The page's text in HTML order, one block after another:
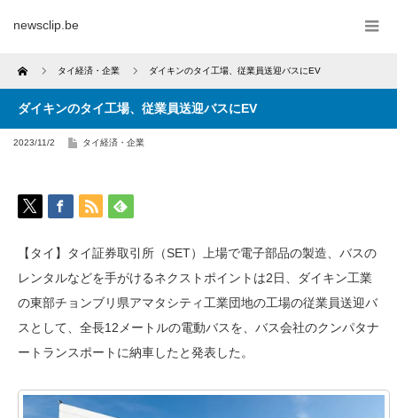
newsclip.be
Home タイ経済・企業 ダイキンのタイ工場、従業員送迎バスにEV
ダイキンのタイ工場、従業員送迎バスにEV
2023/11/2 タイ経済・企業
【タイ】タイ証券取引所（SET）上場で電子部品の製造、バスの
レンタルなどを手がけるネクストポイントは2日、ダイキン工業
の東部チョンブリ県アマタシティ工業団地の工場の従業員送迎バ
スとして、全長12メートルの電動バスを、バス会社のクンパタナ
ートランスポートに納車したと発表した。